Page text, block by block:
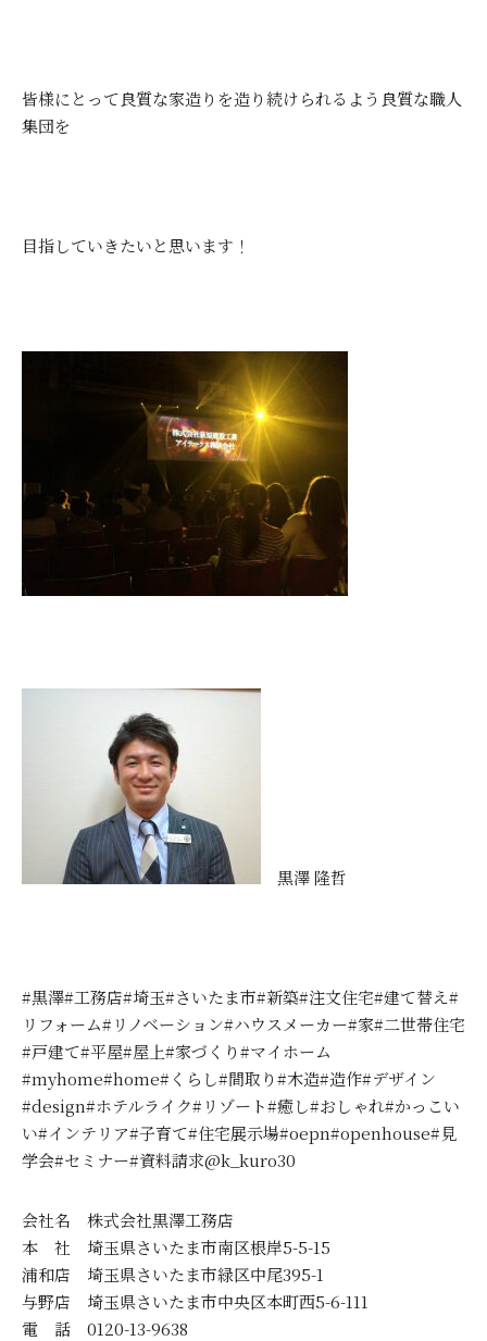
皆様にとって良質な家造りを造り続けられるよう良質な職人
集団を
目指していきたいと思います！
黒澤 隆哲
#黒澤#工務店#埼玉#さいたま市#新築#注文住宅#建て替え#
リフォーム#リノベーション#ハウスメーカー#家#二世帯住宅
#戸建て#平屋#屋上#家づくり#マイホーム
#myhome#home#くらし#間取り#木造#造作#デザイン
#design#ホテルライク#リゾート#癒し#おしゃれ#かっこい
い#インテリア#子育て#住宅展示場#oepn#openhouse#見
学会#セミナー#資料請求@k_kuro30
会社名 株式会社黒澤工務店
本 社 埼玉県さいたま市南区根岸5-5-15
浦和店 埼玉県さいたま市緑区中尾395-1
与野店 埼玉県さいたま市中央区本町西5-6-111
電 話 0120-13-9638